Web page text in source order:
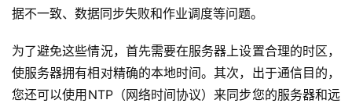
据不一致、数据同步失败和作业调度等问题。
为了避免这些情況，首先需要在服务器上设置合理的时区，
使服务器拥有相对精确的本地时间。其次，出于通信目的，
您还可以使用NTP（网络时间协议）来同步您的服务器和远